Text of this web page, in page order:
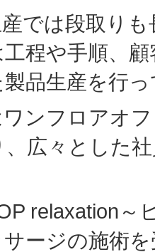
では段取り
程や手順、
品生産を行
ンフロアオ
、広々とした
relaxation
ージの施術